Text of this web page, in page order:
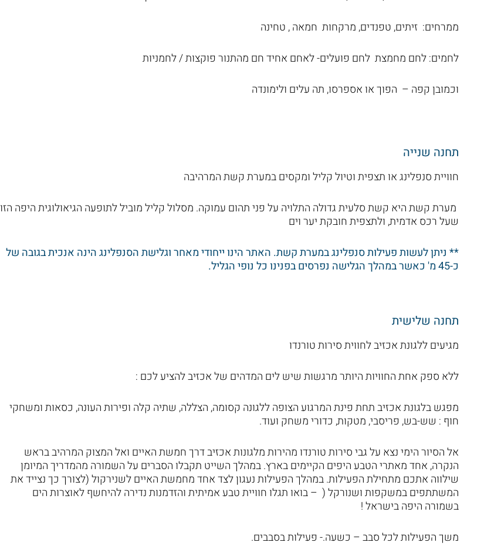
ממרחים: זיתים, טפנדים, מרקחות חמאה , טחינה
לחמים: לחם מחמצת לחם פועלים- לאחם אחיד חם מהתנור פוקצות / לחמניות
וכמובן קפה – הפוך או אספרסו, תה עלים ולימונדה
תחנה שנייה
חוויית סנפלינג או תצפית וטיול קליל ומקסים במערת קשת המרהיבה
מערת קשת היא קשת סלעית גדולה התלויה על פני תהום עמוקה. מסלול קליל מוביל לתופעה הגיאולוגית היפה הזו
שעל רכס אדמית, ולתצפית חובקת יער וים
** ניתן לעשות פעילות סנפלינג במערת קשת. האתר הינו ייחודי מאחר וגלישת הסנפלינג הינה אנכית בגובה של
כ-45 מ' כאשר במהלך הגלישה נפרסים בפנינו כל נופי הגליל.
תחנה שלישית
מגיעים ללגונת אכזיב לחווית סירות טורנדו
ללא ספק אחת החוויות היותר מרגשות שיש לים המדהים של אכזיב להציע לכם :
מפגש בלגונת אכזיב תחת פינת המרגוע הצופה ללגונה קסומה, הצללה, שתיה קלה ופירות העונה, כסאות ומשחקי
חוף : שש-בש, פריסבי, מטקות, כדורי משחק ועוד.
אל הסיור הימי נצא על גבי סירות טורנדו מהירות מלגונות אכזיב דרך חמשת האיים ואל המצוק המרהיב בראש
הנקרה, אחד מאתרי הטבע היפים הקיימים בארץ. במהלך השייט תקבלו הסברים על השמורה מהמדריך המיומן
שילווה אתכם מתחילת הפעילות. במהלך הפעילות נעגון לצד אחד מחמשת האיים לשנירקול (לצורך כך נצייד את
המשתתפים במשקפות ושנורקל ( – בואו תגלו חוויית טבע אמיתית והזדמנות נדירה להיחשף לאוצרות הים
בשמורה היפה בישראל !
משך הפעילות לכל סבב – כשעה.- פעילות בסבבים.